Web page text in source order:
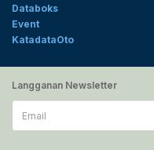
Databoks
Event
KatadataOto
Langganan Newsletter
Email